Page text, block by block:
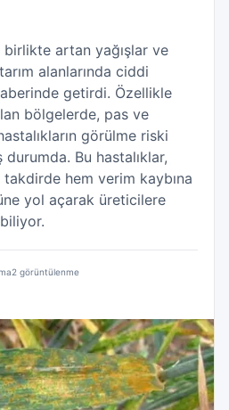
birlikte artan yağışlar ve
alanlarında ciddi
getirdi. Özellikle
bölgelerde, pas ve
görülme riski
Bu hastalıklar,
hem verim kaybına
yol açarak üreticilere
2 görüntülenme
kopyala